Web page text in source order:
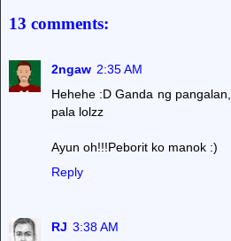
13 comments:
2ngaw 2:35 AM
Hehehe :D Ganda ng
pala lolzz
Ayun oh!!!Peborit ko manok :)
Reply
RJ 3:38 AM